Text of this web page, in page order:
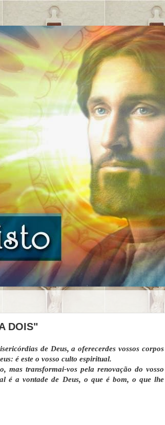
DOIS"
de Deus, a oferecerdes vossos corpos
é este o vosso culto espiritual.
mas transformai-vos pela renovação do vosso
é a vontade de Deus, o que é bom, o que lhe